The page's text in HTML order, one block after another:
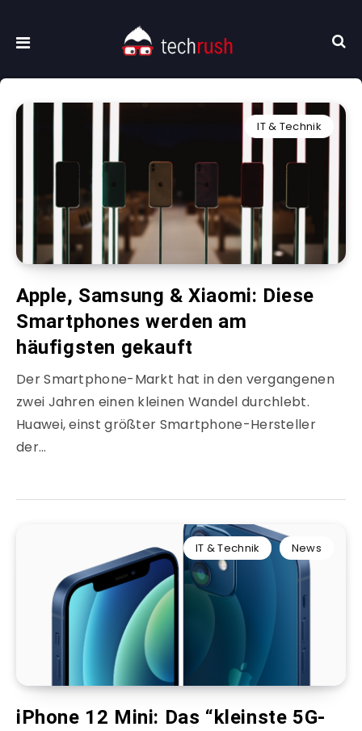
IT & Technik
Apple, Samsung & Xiaomi: Diese
Smartphones werden am
häufigsten gekauft
Der Smartphone-Markt hat in den vergangenen
zwei Jahren einen kleinen Wandel durchlebt.
Huawei, einst größter Smartphone-Hersteller
der…
IT & Technik News
iPhone 12 Mini: Das “kleinste 5G-